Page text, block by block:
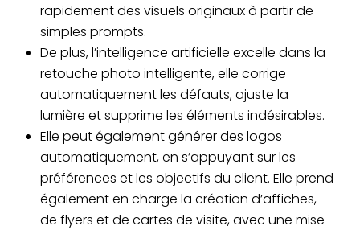
rapidement des visuels originaux à partir de
simples prompts.
De plus, l’intelligence artificielle excelle dans la
retouche photo intelligente, elle corrige
automatiquement les défauts, ajuste la
lumière et supprime les éléments indésirables.
Elle peut également générer des logos
automatiquement, en s’appuyant sur les
préférences et les objectifs du client. Elle prend
également en charge la création d’affiches,
de flyers et de cartes de visite, avec une mise